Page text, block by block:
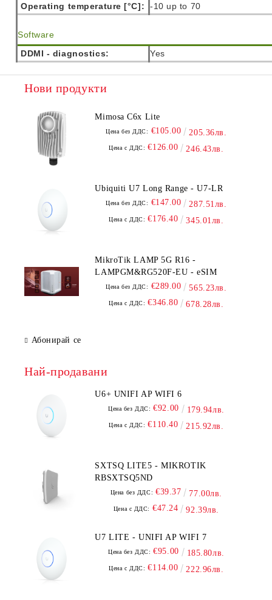
Operating temperature [°C]: -10 up to 70
Software
DDMI - diagnostics:
Yes
Нови продукти
Mimosa C6x Lite
Цена без ДДС: €105.00 205.36лв.
Цена с ДДС: €126.00 246.43лв.
Ubiquiti U7 Long Range - U7-LR
Цена без ДДС: €147.00 287.51лв.
Цена с ДДС: €176.40 345.01лв.
MikroTik LAMP 5G R16 -
LAMPGM&RG520F-EU - eSIM
Цена без ДДС: €289.00 565.23лв.
Цена с ДДС: €346.80 678.28лв.
Абонирай се
Най-продавани
U6+ UNIFI AP WIFI 6
Цена без ДДС: €92.00 179.94лв.
Цена с ДДС: €110.40 215.92лв.
SXTSQ LITE5 - MIKROTIK
RBSXTSQ5ND
Цена без ДДС: €39.37 77.00лв.
Цена с ДДС: €47.24 92.39лв.
U7 LITE - UNIFI AP WIFI 7
Цена без ДДС: €95.00 185.80лв.
Цена с ДДС: €114.00 222.96лв.